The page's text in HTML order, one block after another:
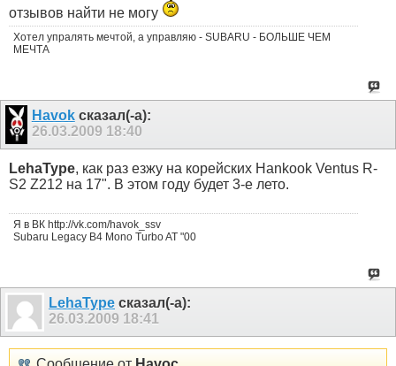
отзывов найти не могу
Хотел упралять мечтой, а управляю - SUBARU - БОЛЬШЕ ЧЕМ
МЕЧТА
Havokсказал(-а):
26.03.2009 18:40
LehaType, как раз езжу на корейских Hankook Ventus R-
S2 Z212 на 17". В этом году будет 3-е лето.
Я в ВК http://vk.com/havok_ssv
Subaru Legacy B4 Mono Turbo AT "00
LehaType сказал(-а):
26.03.2009 18:41